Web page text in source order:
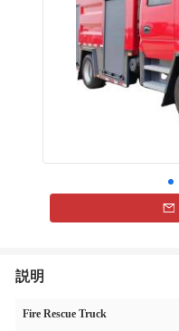
説明
Fire Rescue Truck